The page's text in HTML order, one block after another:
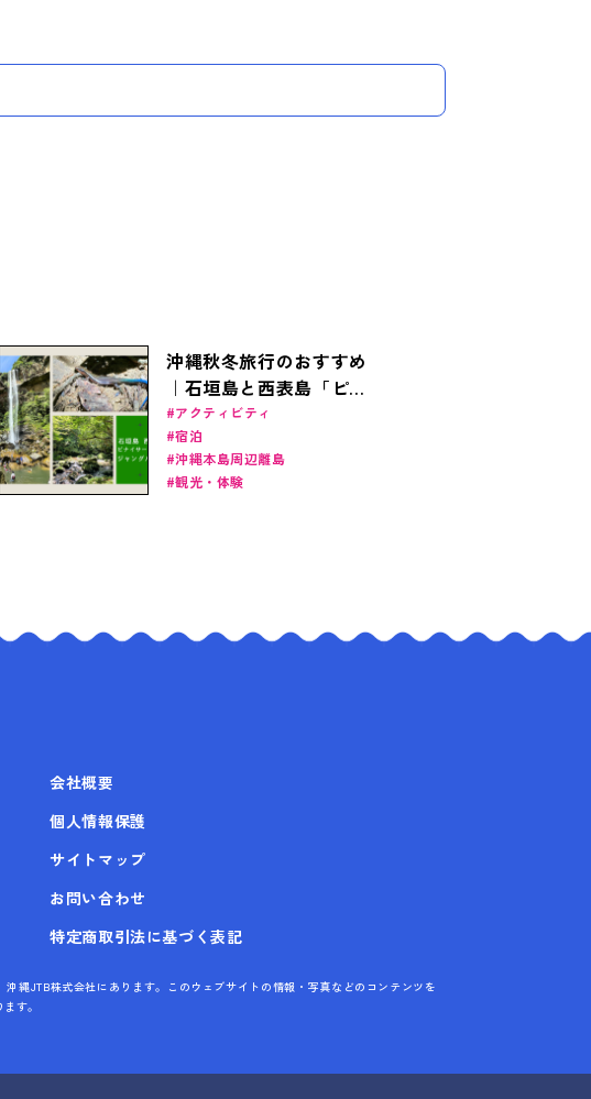
沖縄秋冬旅行のおすすめ
｜石垣島と西表島「ピナ
イサーラの滝」で大自然
のジャングル体験を！定
番アクティビティとホテ
ルで遊びつくそう！（石
アクティビティ
宿泊
沖縄本島周辺離島
観光・体験
会社概要
個人情報保護
サイトマップ
お問い合わせ
特定商取引法に基づく表記
縄JTB株式会社にあります。このウェブサイトの情報・写真などのコンテンツを
す。